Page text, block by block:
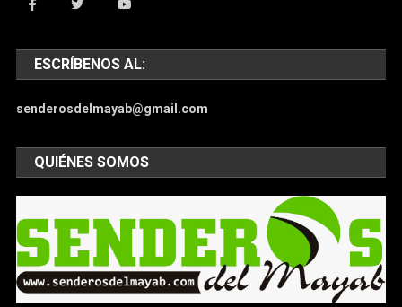
ESCRÍBENOS AL:
senderosdelmayab@gmail.com
QUIÉNES SOMOS